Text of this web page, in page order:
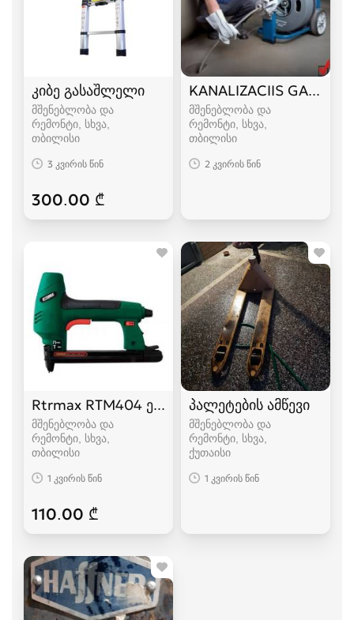
კიბე გასაშლელი
მშენებლობა და
რემონტი, სხვა
თბილისი
3 კვირის წინ
300.00 ₾
KANALIZACIIS
მშენებლობა და
რემონტი, სხვა
თბილისი
2 კვირის წინ
Rtrmax RTM404 ელექტრო სტეპლერი და
მშენებლობა და
რემონტი, სხვა
თბილისი
1 კვირის წინ
110.00 ₾
პალეტების ამწევი
მშენებლობა და
რემონტი, სხვა
ქუთაისი
1 კვირის წინ